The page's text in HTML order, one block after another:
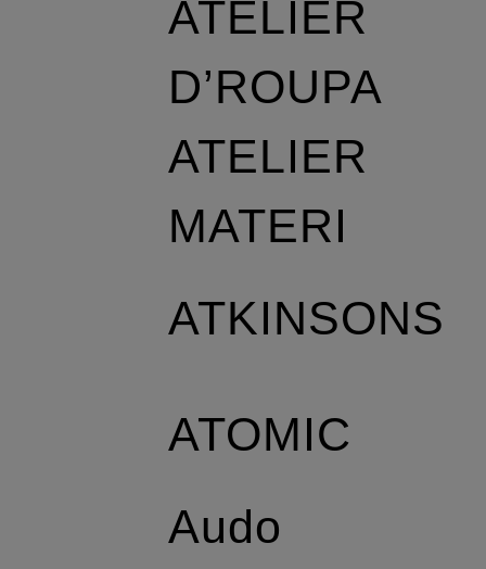
ATELIER
D’ROUPA
ATELIER
MATERI
ATKINSONS
ATOMIC
Audo